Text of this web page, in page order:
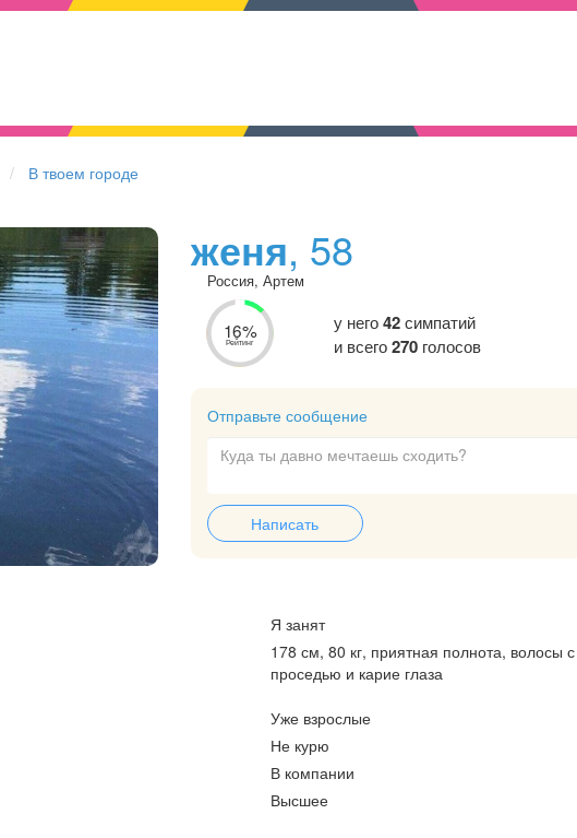
В твоем городе
женя, 58
Россия, Артем
16%
Рейтинг
у него42симпатий
и всего270голосов
Отправьте сообщение
Написать
Я занят
178 см, 80 кг, приятная полнота, волосы с
проседью и карие глаза
Уже взрослые
Не курю
В компании
Высшее